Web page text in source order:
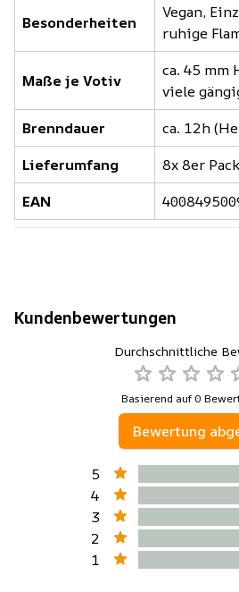
Besonderheiten
Vegan,
ruhige
Maße je Votiv
ca. 45 mm
viele
Brenndauer
ca. 12h
Lieferumfang
8x 8er
EAN
Kundenbewertungen
Durchschnittliche
Basierend auf 0
Bewertung
5
4
3
2
1